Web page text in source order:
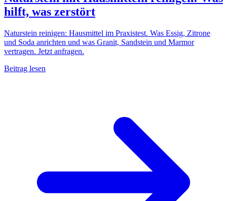
hilft, was zerstört
Naturstein reinigen: Hausmittel im Praxistest. Was Essig, Zitrone
und Soda anrichten und was Granit, Sandstein und Marmor
vertragen. Jetzt anfragen.
Beitrag lesen